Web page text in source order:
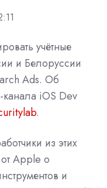
учётные
и Белоруссии
Ads. Об
канала iOS Dev
.
из этих
Apple о
и